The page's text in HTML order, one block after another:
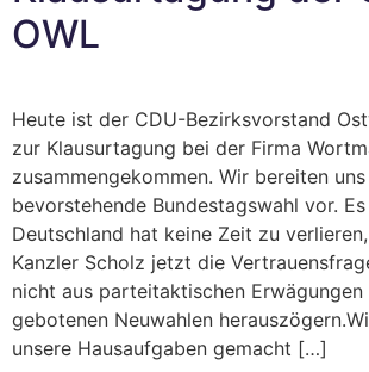
OWL
Heute ist der CDU-Bezirksvorstand
zur Klausurtagung bei der Firma
zusammengekommen. Wir bereiten
bevorstehende Bundestagswahl vor.
Deutschland hat keine Zeit zu
Kanzler Scholz jetzt die
nicht aus parteitaktischen
gebotenen Neuwahlen
unsere Hausaufgaben gemacht […]